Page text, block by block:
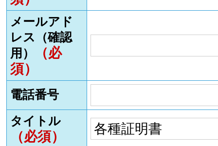
メールアド
レス（確認
用）
（必
須）
電話番号
タイトル
（必須）